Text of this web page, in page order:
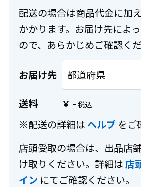
配送の場合は商品代金に加
かかります。お届け先によ
ので、あらかじめご確認くだ
お届け先
送料 ￥ -
※配送の詳細は ヘルプ をご
店頭受取の場合は、出品店
け取りください。詳細は店
イン にてご確認ください。